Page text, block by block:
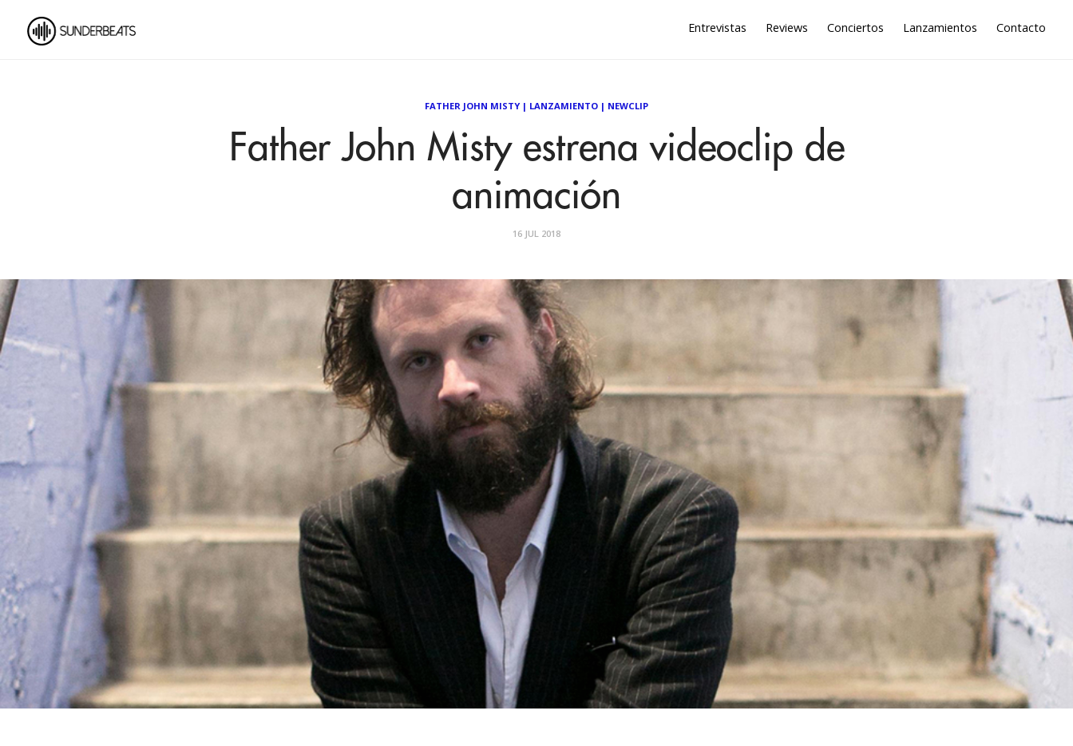
Entrevistas Reviews Conciertos Lanzamientos Contacto
FATHER JOHN MISTY| LANZAMIENTO | NEWCLIP
Father John Misty estrena videoclip de
animación
16 JUL 2018